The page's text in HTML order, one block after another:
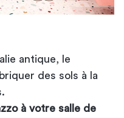
antique, le
des sols à la
à votre salle de